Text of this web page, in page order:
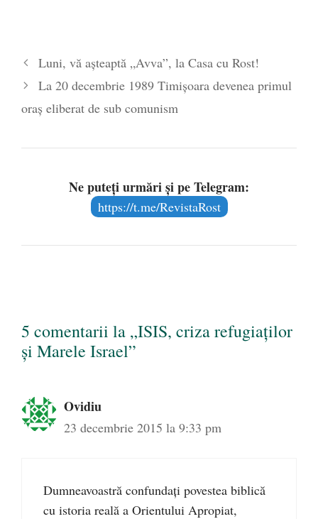
occidentală; ortodocşii
pentru găzduirea
necondiţionată a acestor
oameni…
Luni, vă aşteaptă „Avva”, la Casa cu Rost!
La 20 decembrie 1989 Timișoara devenea primul
oraș eliberat de sub comunism
Ne puteți urmări și pe Telegram:
https://t.me/RevistaRost
5 comentarii la „ISIS, criza refugiaților
și Marele Israel”
Ovidiu
23 decembrie 2015 la 9:33 pm
Dumneavoastră confundați povestea biblică
cu istoria reală a Orientului Apropiat,